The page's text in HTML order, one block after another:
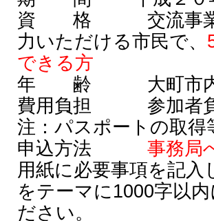
資 格 交流事業に
力いただける市民で、
できる方
年 齢 大町市内に
費用負担 参加者負
注：パスポートの取得
申込方法 事務局
用紙に必要事項を記
をテーマに1000字以
ださい。